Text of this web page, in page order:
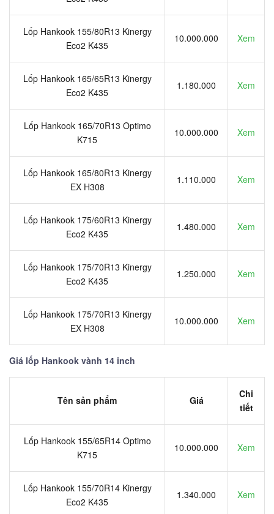
Lốp Hankook 155/80R13 Kinergy
Eco2 K435
10.000.000 Xem
Lốp Hankook 165/65R13 Kinergy
Eco2 K435
1.180.000 Xem
Lốp Hankook 165/70R13 Optimo
K715
10.000.000 Xem
Lốp Hankook 165/80R13 Kinergy
EX H308
1.110.000 Xem
Lốp Hankook 175/60R13 Kinergy
Eco2 K435
1.480.000 Xem
Lốp Hankook 175/70R13 Kinergy
Eco2 K435
1.250.000 Xem
Lốp Hankook 175/70R13 Kinergy
EX H308
10.000.000 Xem
Giá lốp Hankook vành 14 inch
Tên sản phẩm Giá
Chi
tiết
Lốp Hankook 155/65R14 Optimo
K715
10.000.000 Xem
Lốp Hankook 155/70R14 Kinergy
Eco2 K435
1.340.000 Xem